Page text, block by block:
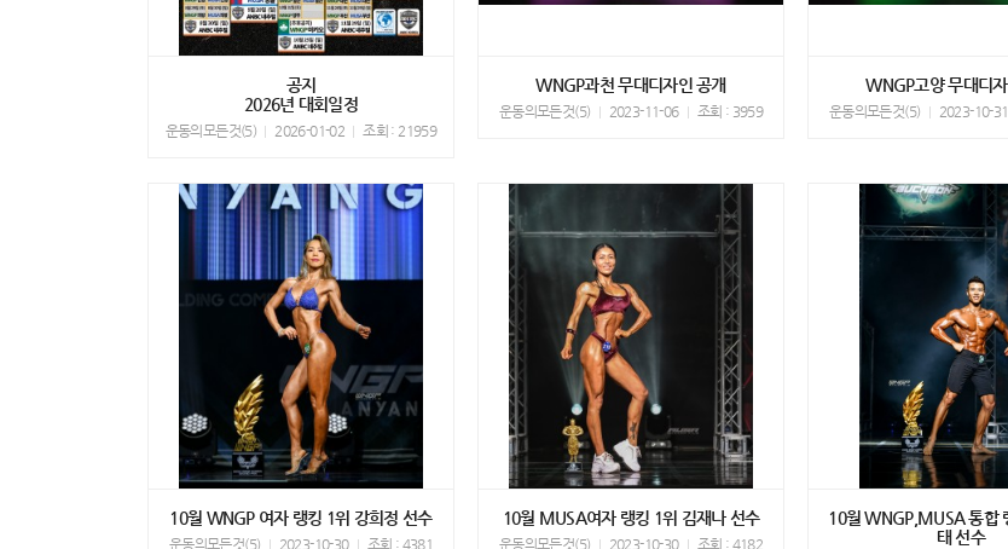
공지
2026년 대회일정
운동의모든것(5) 2026-01-02 조회 : 21959
WNGP과천 무대디자인 공개
운동의모든것(5) 2023-11-06 조회 : 3959
WNGP고양 무대디
운동의모든것(5) 2023-10-31
10월 WNGP 여자 랭킹 1위 강희정 선수
운동의모든것(5) 2023-10-30 조회 : 4381
10월 MUSA여자 랭킹 1위 김재나 선수
운동의모든것(5) 2023-10-30 조회 : 4182
10월 WNGP,MUSA 통합
태 선수